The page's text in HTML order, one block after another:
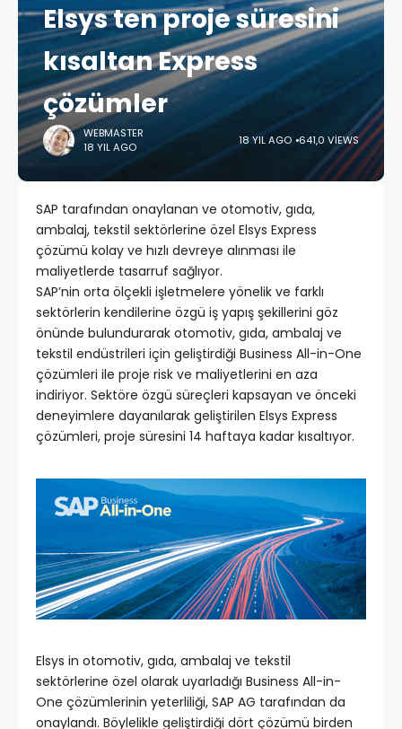
Elsys ten proje süresini
kısaltan Express
çözümler
WEBMASTER
18 YIL AGO
18 YIL AGO 641,0 VIEWS
SAP tarafından onaylanan ve otomotiv, gıda,
ambalaj, tekstil sektörlerine özel Elsys Express
çözümü kolay ve hızlı devreye alınması ile
maliyetlerde tasarruf sağlıyor.
SAP’nin orta ölçekli işletmelere yönelik ve farklı
sektörlerin kendilerine özgü iş yapış şekillerini göz
önünde bulundurarak otomotiv, gıda, ambalaj ve
tekstil endüstrileri için geliştirdiği Business All-in-One
çözümleri ile proje risk ve maliyetlerini en aza
indiriyor. Sektöre özgü süreçleri kapsayan ve önceki
deneyimlere dayanılarak geliştirilen Elsys Express
çözümleri, proje süresini 14 haftaya kadar kısaltıyor.
Elsys in otomotiv, gıda, ambalaj ve tekstil
sektörlerine özel olarak uyarladığı Business All-in-
One çözümlerinin yeterliliği, SAP AG tarafından da
onaylandı. Böylelikle geliştirdiği dört çözümü birden